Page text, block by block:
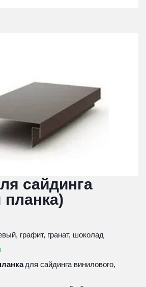
сайдинга
планка)
графит, гранат, шоколад
для сайдинга винилового,